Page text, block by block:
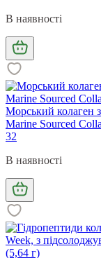
В наявності
Морський колаген
Marine Sourced
32
В наявності